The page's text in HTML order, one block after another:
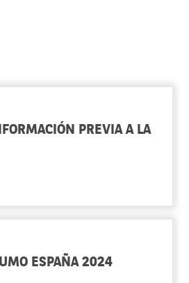
PREVIA A LA
ESPAÑA 2024